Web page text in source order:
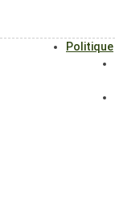
Politique